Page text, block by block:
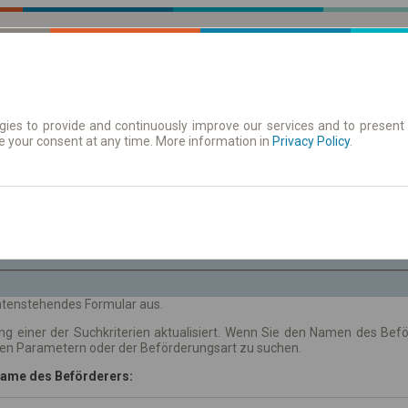
Tickets Aushangfahrplan
Formular aus.
einer der Suchkriterien aktualisiert. Wenn Sie den Namen des
Parametern oder der Beförderungsart zu suchen.
des Beförderers:
to provide and continuously improve our services and to
your consent at any time. More information in Privacy Policy.